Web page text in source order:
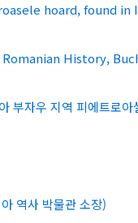
hoard, found
History,
부자우 지역 피에트로
역사 박물관 소장)